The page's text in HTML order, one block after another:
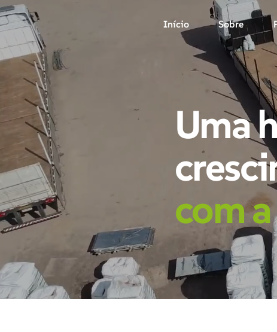
Início Sobre
Uma
com